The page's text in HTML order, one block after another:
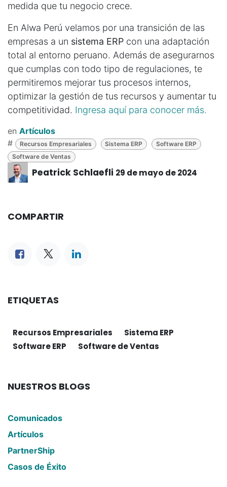
medida que tu negocio crece.
En Alwa Perú velamos por una transición de las
empresas a un sistema ERP con una adaptación
total al entorno peruano. Además de asegurarnos
que cumplas con todo tipo de regulaciones, te
permitiremos mejorar tus procesos internos,
optimizar la gestión de tus recursos y aumentar tu
competitividad. Ingresa aquí para conocer más.
en Artículos
#
Recursos Empresariales Sistema ERP
Software ERP
Software de Ventas
Peatrick Schlaefli 29 de mayo de 2024
COMPARTIR
ETIQUETAS
Recursos Empresariales
Sistema ERP
Software ERP
Software de Ventas
NUESTROS BLOGS
Comunicados
Artículos
PartnerShip
Casos de Éxito